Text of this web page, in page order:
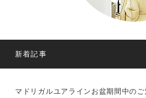
新着記事
マドリガルユアラインお盆期間中の